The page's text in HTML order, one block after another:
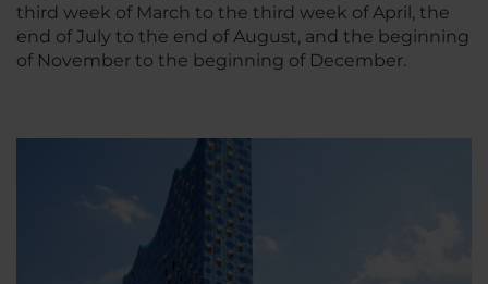
third week of March to the third week of April, the
end of July to the end of August, and the beginning
of November to the beginning of December.